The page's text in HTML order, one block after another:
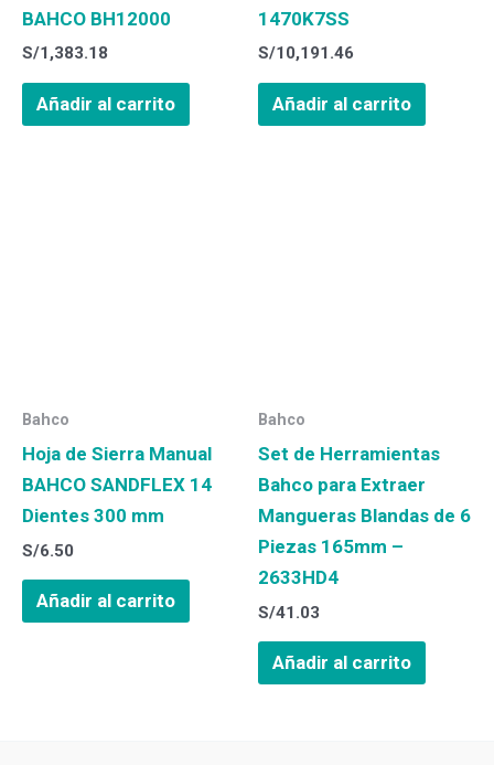
BAHCO BH12000
S/1,383.18
Añadir al carrito
1470K7SS
S/10,191.46
Añadir al carrito
Bahco
Hoja de Sierra Manual
BAHCO SANDFLEX 14
Dientes 300 mm
S/6.50
Añadir al carrito
Bahco
Set de Herramientas
Bahco para Extraer
Mangueras Blandas de 6
Piezas 165mm –
2633HD4
S/41.03
Añadir al carrito